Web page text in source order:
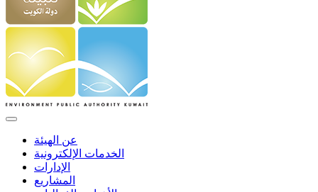
عن الهيئة
الخدمات الإلكترونية
الإدارات
المشاريع